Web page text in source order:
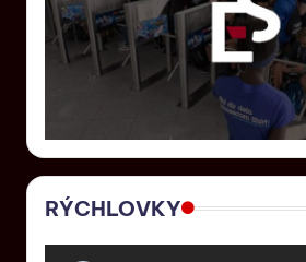
RÝCHLOVKY